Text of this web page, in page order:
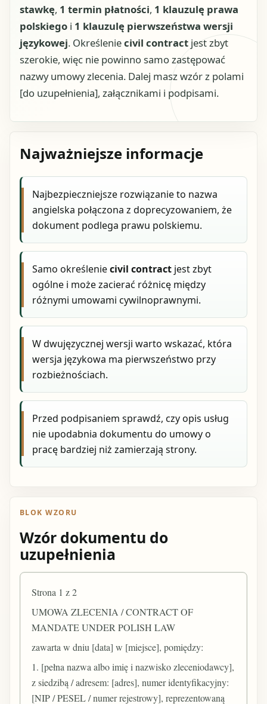
stawkę, 1 termin płatności, 1 klauzulę prawa
polskiego i 1 klauzulę pierwszeństwa wersji
językowej. Określeniecivil contract jest zbyt
szerokie, więc nie powinno samo zastępować
nazwy umowy zlecenia. Dalej masz wzór z polami
[do uzupełnienia], załącznikami i podpisami.
Najważniejsze informacje
Najbezpieczniejsze rozwiązanie to nazwa
angielska połączona z doprecyzowaniem, że
dokument podlega prawu polskiemu.
Samo określeniecivil contract jest zbyt
ogólne i może zacierać różnicę między
różnymi umowami cywilnoprawnymi.
W dwujęzycznej wersji warto wskazać, która
wersja językowa ma pierwszeństwo przy
rozbieżnościach.
Przed podpisaniem sprawdź, czy opis usług
nie upodabnia dokumentu do umowy o
pracę bardziej niż zamierzają strony.
BLOK WZORU
Wzór dokumentu do
uzupełnienia
Strona 1 z 2
UMOWA ZLECENIA / CONTRACT OF
MANDATE UNDER POLISH LAW
zawarta w dniu [data] w [miejsce], pomiędzy:
1. [pełna nazwa albo imię i nazwisko zleceniodawcy],
z siedzibą / adresem: [adres], numer identyfikacyjny:
[NIP / PESEL / numer rejestrowy], reprezentowaną